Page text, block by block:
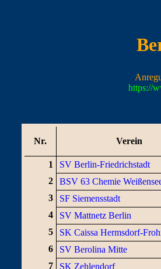
https://
Nr. Verein
1 SV Berlin-Friedrichstadt
2
BSV 63 Chemie
3
SF Siemensstadt
4
SV Mattnetz Berlin
5
SK Caissa Hermsdorf-
6
SV Berolina Mitte
7
SK Zehlendorf